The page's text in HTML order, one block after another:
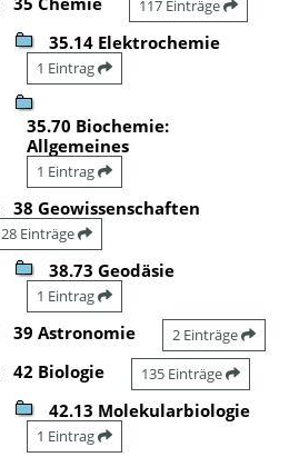
117 Einträge
35.14 Elektrochemie
1 Eintrag
35.70 Biochemie:
Allgemeines
1 Eintrag
38 Geowissenschaften
28 Einträge
38.73 Geodäsie
1 Eintrag
39 Astronomie 2 Einträge
42 Biologie 135 Einträge
42.13 Molekularbiologie
1 Eintrag